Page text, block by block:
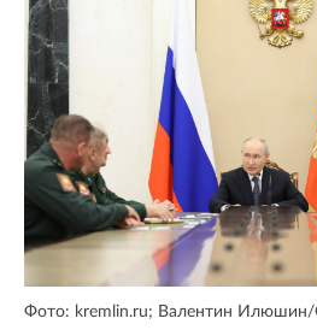
Фото: kremlin.ru; Валентин